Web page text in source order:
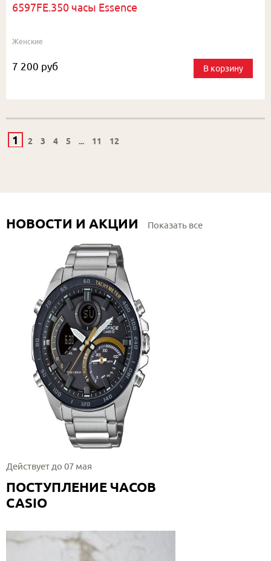
6597FE.350 часы Essence
Женские
7 200 руб В корзину
1 2 3 4 5 ... 11 12
НОВОСТИ И АКЦИИ Показать все
Действует до 07 мая
ПОСТУПЛЕНИЕ ЧАСОВ
CASIO